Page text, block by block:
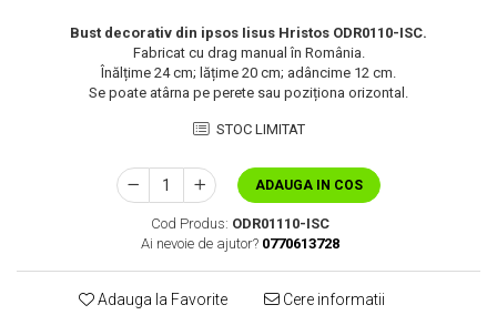
Bust decorativ din ipsos Iisus Hristos ODR0110-ISC.
Fabricat cu drag manual în România.
Înălțime 24 cm; lățime 20 cm; adâncime 12 cm.
Se poate atârna pe perete sau poziționa orizontal.
STOC LIMITAT
ADAUGA IN COS
Cod Produs: ODR01110-ISC
Ai nevoie de ajutor? 0770613728
Adauga la Favorite Cere informatii